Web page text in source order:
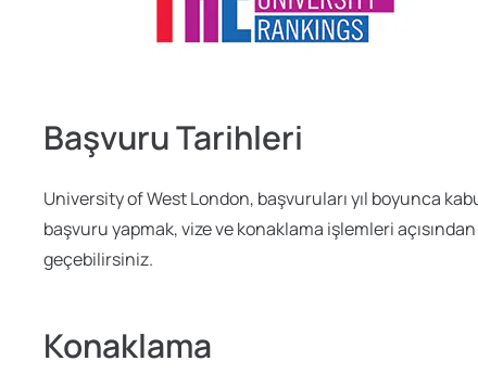
Başvuru Tarihleri
University of West London, başvuruları yıl boyunca
başvuru yapmak, vize ve konaklama işlemleri
geçebilirsiniz.
Konaklama